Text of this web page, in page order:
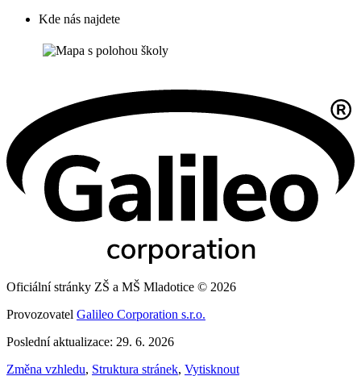
Kde nás najdete
Oficiální stránky ZŠ a MŠ Mladotice © 2026
Provozovatel Galileo Corporation s.r.o.
Poslední aktualizace: 29. 6. 2026
Změna vzhledu, Struktura stránek, Vytisknout